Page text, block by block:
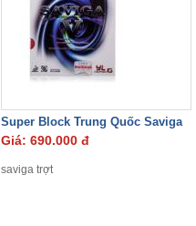
Super Block Trung Quốc Saviga
Giá: 690.000 đ
saviga trợt